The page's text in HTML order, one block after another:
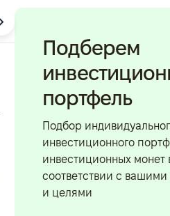
Подберем
портфель
Подбор
инвестиционного
инвестиционных монет
соответствии с
и целями